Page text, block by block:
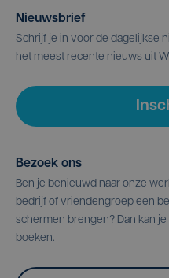
Nieuwsbrief
Schrijf je in voor de dagelijkse
het meest recente nieuws uit
Bezoek ons
Ben je benieuwd naar onze
bedrijf of vriendengroep een
schermen brengen? Dan kan
boeken.